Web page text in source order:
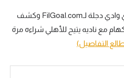
وتحدث ماجد سامي مالك نادي وادي دجلة لـFilGoal.com وكشف
مع ناديه يتيح للأهلي شراءه مرة
التفاصيل)